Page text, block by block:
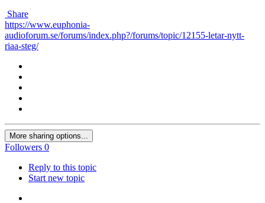
Share
https://www.euphonia-
audioforum.se/forums/index.php?/forums/topic/12155-letar-nytt-
riaa-steg/
More sharing options...
Followers 0
Reply to this topic
Start new topic